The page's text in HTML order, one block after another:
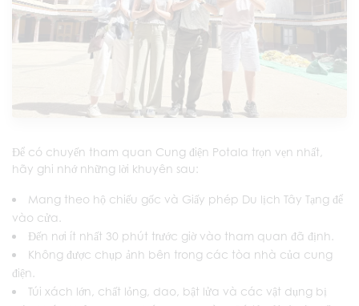
Để có chuyến tham quan Cung điện Potala trọn vẹn nhất,
hãy ghi nhớ những lời khuyên sau:
Mang theo hộ chiếu gốc và Giấy phép Du lịch Tây Tạng để
vào cửa.
Đến nơi ít nhất 30 phút trước giờ vào tham quan đã định.
Không được chụp ảnh bên trong các tòa nhà của cung
điện.
Túi xách lớn, chất lỏng, dao, bật lửa và các vật dụng bị